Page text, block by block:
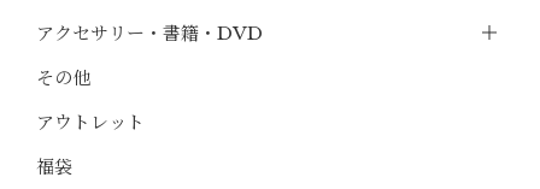
アクセサリー・書籍・DVD
その他
アウトレット
福袋